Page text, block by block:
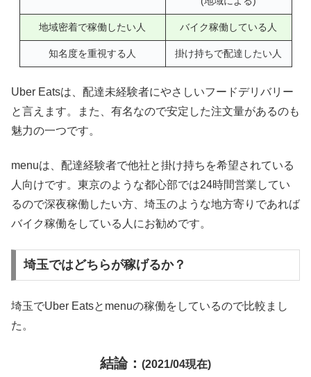
地域密着で稼働したい人 バイク稼働している人
知名度を重視する人 掛け持ちで配達したい人
Uber Eatsは、配達未経験者にやさしいフードデリバリー
と言えます。また、有名なので安定した注文量があるのも
魅力の一つです。
menuは、配達経験者で他社と掛け持ちを希望されている
人向けです。東京のような都心部では24時間営業してい
るので深夜稼働したい方、埼玉のような地方寄りであれば
バイク稼働をしている人にお勧めです。
埼玉ではどちらが稼げるか？
埼玉でUber Eatsとmenuの稼働をしているので比較まし
た。
結論： (2021/04現在)